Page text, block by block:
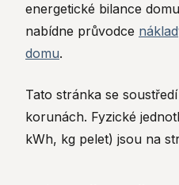
energetické bilance
nabídne průvodce
domu.
Tato stránka se
korunách. Fyzické
kWh, kg pelet) jsou na